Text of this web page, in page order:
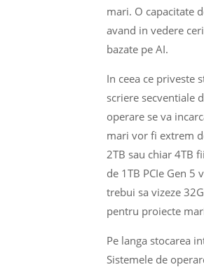
mari. O capacitate
avand in vedere
bazate pe AI.
In ceea ce priveste
scriere secventiale
operare se va
mari vor fi extrem
2TB sau chiar 4TB
de 1TB PCIe Gen
trebui sa vizeze
pentru proiecte
Pe langa stocarea
Sistemele de